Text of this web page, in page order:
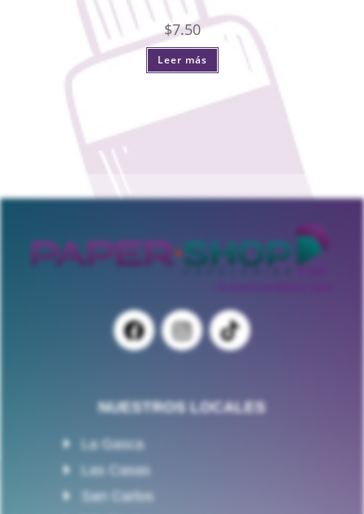
$7.50
Leer más
NUESTROS LOCALES
La Gasca
Las Casas
San Carlos